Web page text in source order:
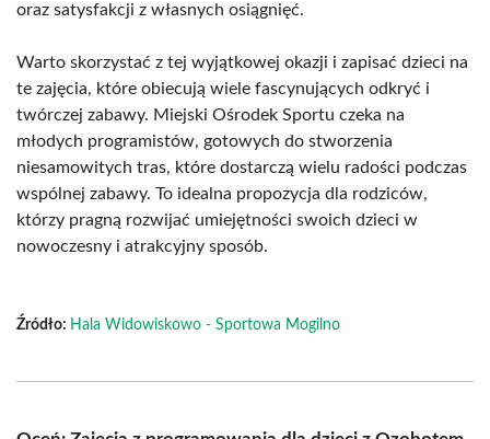
oraz satysfakcji z własnych osiągnięć.
Warto skorzystać z tej wyjątkowej okazji i zapisać dzieci na
te zajęcia, które obiecują wiele fascynujących odkryć i
twórczej zabawy. Miejski Ośrodek Sportu czeka na
młodych programistów, gotowych do stworzenia
niesamowitych tras, które dostarczą wielu radości podczas
wspólnej zabawy. To idealna propozycja dla rodziców,
którzy pragną rozwijać umiejętności swoich dzieci w
nowoczesny i atrakcyjny sposób.
Źródło: Hala Widowiskowo - Sportowa Mogilno